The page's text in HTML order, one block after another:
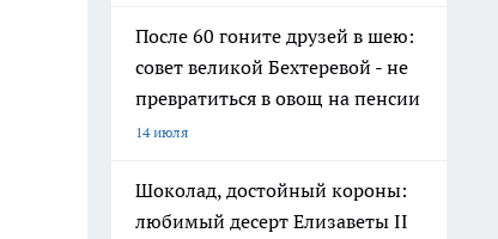
После 60 гоните друзей в шею:
совет великой Бехтеревой - не
превратиться в овощ на пенсии
14 июля
Шоколад, достойный короны:
любимый десерт Елизаветы II